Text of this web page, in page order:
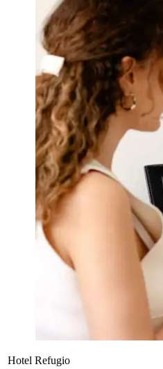
Hotel Refugio